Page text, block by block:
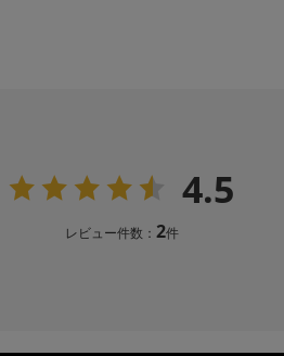
4.5
レビュー件数： 2件